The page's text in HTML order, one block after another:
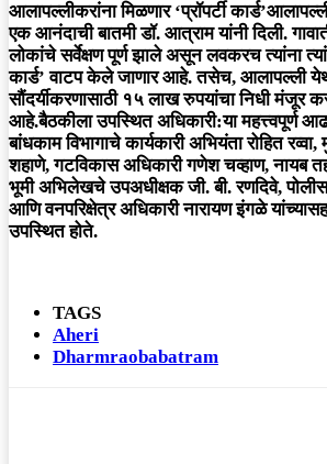
आलापल्लीकरांना मिळणार ‘प्रॉपर्टी
एक आनंदाची बातमी डॉ. आत्राम यांनी दिली.
लोकांचे सर्वेक्षण पूर्ण झाले असून लवकरच त्यांना
कार्ड’ वाटप केले जाणार आहे. तसेच, आलापल्ली
सौंदर्यीकरणासाठी १५ लाख रुपयांचा निधी मंजूर
आहे.बैठकीला उपस्थित अधिकारी:या महत्त्वपूर्ण
बांधकाम विभागाचे कार्यकारी अभियंता रोहित
शहाणे, गटविकास अधिकारी गणेश चव्हाण, नायब
भूमी अभिलेखचे उपअधीक्षक जी. बी. रणदिवे, पोलीस
आणि वनपरिक्षेत्र अधिकारी नारायण इंगळे
उपस्थित होते.
TAGS
Aheri
Dharmraobabatram